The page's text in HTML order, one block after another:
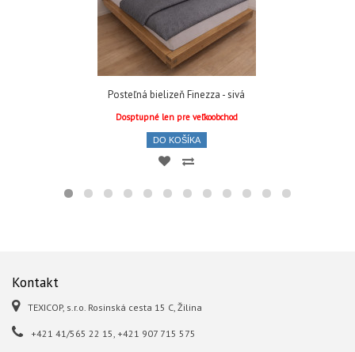
Posteľná bielizeň Finezza - sivá
Dosptupné len pre veľkoobchod
DO KOŠÍKA
Kontakt
TEXICOP, s.r.o. Rosinská cesta 15 C, Žilina
+421 41/565 22 15, +421 907 715 575